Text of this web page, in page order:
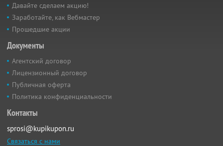
Давайте сделаем акцию!
Заработайте, как Вебмастер
Прошедшие акции
Документы
Агентский договор
Лицензионный договор
Публичная оферта
Политика конфиденциальности
Контакты
sprosi@kupikupon.ru
Связаться с нами